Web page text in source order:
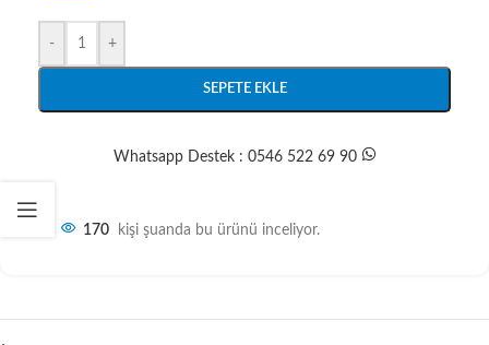
- +
SEPETE EKLE
Whatsapp Destek : 0546 522 69 90
170 kişi şuanda bu ürünü inceliyor.